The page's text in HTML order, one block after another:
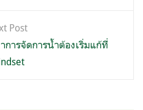
Post
ารจัดการน้ำต้องเริ่มแก้ที่